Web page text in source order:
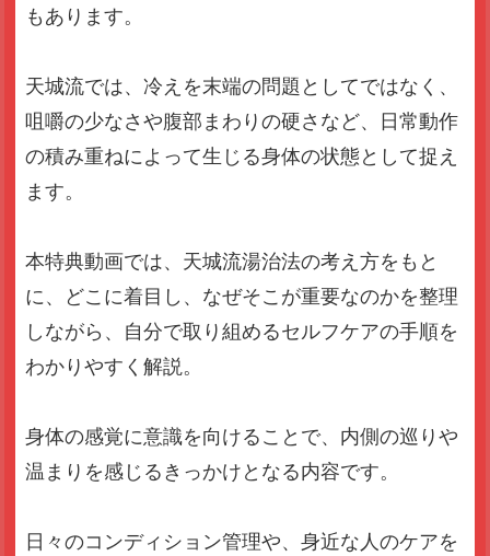
もあります。
天城流では、冷えを末端の問題としてではなく、
咀嚼の少なさや腹部まわりの硬さなど、
日常動作
の積み重ねによって生じる身体の状態として捉え
ます。
本特典動画では、天城流湯治法の考え方をもと
に、
どこに着目し、なぜそこが重要なのかを整理
しながら、
自分で取り組めるセルフケアの手順を
わかりやすく解説。
身体の感覚に意識を向けることで、 内側の巡りや
温まりを感じるきっかけとなる内容です。
日々のコンディション管理や、 身近な人のケアを